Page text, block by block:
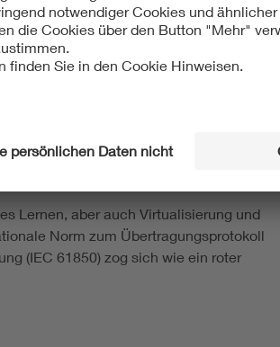
künftige Betriebsmittel
und Betrieb von Schutz- und
Schutz- und Leittechnik
Lernens im Bereich Schutz und
Lernen, aber auch Virtualisierung und
Norm zum Übertragungsprotokoll
(IEC 61850) zog sich wie ein roter